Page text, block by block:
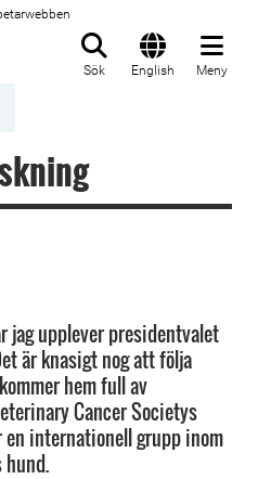
Sök English Meny
jag upplever presidentvalet
är knasigt nog att följa
hem full av
Cancer Societys
en internationell grupp inom